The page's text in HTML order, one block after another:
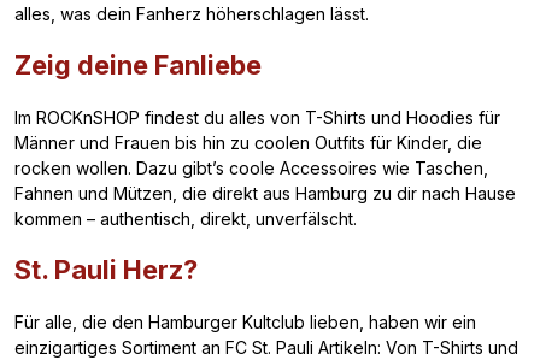
alles, was dein Fanherz höherschlagen lässt.
Zeig deine Fanliebe
Im ROCKnSHOP findest du alles von T-Shirts und Hoodies für
Männer und Frauen bis hin zu coolen Outfits für Kinder, die
rocken wollen. Dazu gibt’s coole Accessoires wie Taschen,
Fahnen und Mützen, die direkt aus Hamburg zu dir nach Hause
kommen – authentisch, direkt, unverfälscht.
St. Pauli Herz?
Für alle, die den Hamburger Kultclub lieben, haben wir ein
einzigartiges Sortiment an FC St. Pauli Artikeln: Von T-Shirts und